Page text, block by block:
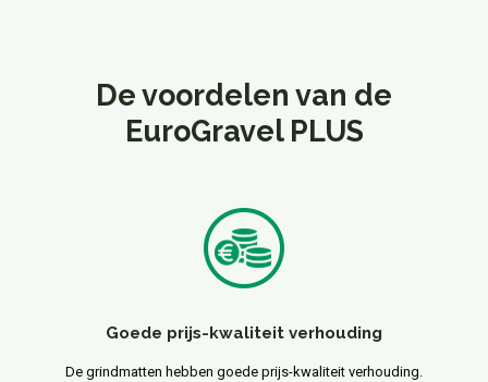
De voordelen van de
EuroGravel PLUS
Goede prijs-kwaliteit verhouding
De grindmatten hebben goede prijs-kwaliteit verhouding.